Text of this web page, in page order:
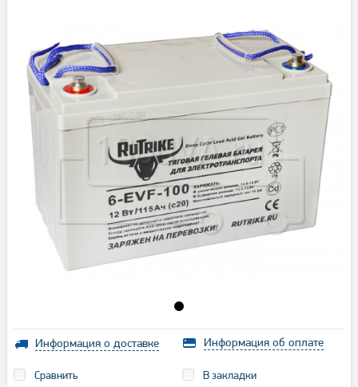
Информация о доставке Информация об оплате
Сравнить В закладки